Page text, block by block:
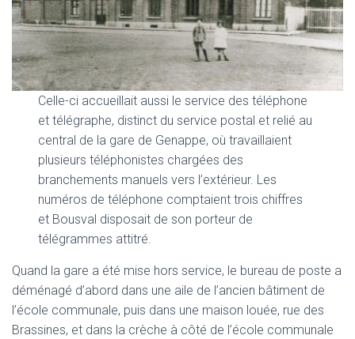
Celle-ci accueillait aussi le service des téléphone
et télégraphe, distinct du service postal et relié au
central de la gare de Genappe, où travaillaient
plusieurs téléphonistes chargées des
branchements manuels vers l’extérieur. Les
numéros de téléphone comptaient trois chiffres
et Bousval disposait de son porteur de
télégrammes attitré.
Quand la gare a été mise hors service, le bureau de poste a
déménagé d’abord dans une aile de l’ancien bâtiment de
l’école communale, puis dans une maison louée, rue des
Brassines, et dans la crèche à côté de l’école communale